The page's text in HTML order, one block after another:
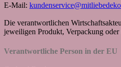
E-Mail:
Die verantwortlichen
jeweiligen Produkt, Verpackung
Verantwortliche Person in der EU